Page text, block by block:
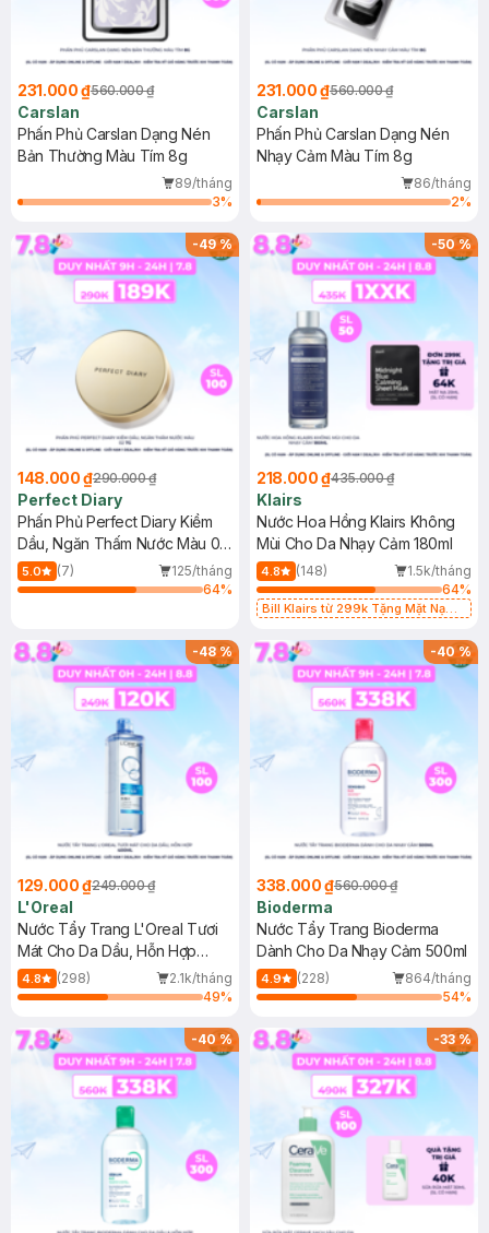
231.000 ₫560.000 ₫
Carslan
Phấn Phủ Carslan Dạng Nén
Bản Thường Màu Tím 8g
89/tháng
3%
231.000 ₫560.000 ₫
Carslan
Phấn Phủ Carslan Dạng Nén
Nhạy Cảm Màu Tím 8g
86/tháng
2%
-49%
148.000 ₫290.000 ₫
Perfect Diary
Phấn Phủ Perfect Diary Kiềm
Dầu, Ngăn Thấm Nước Màu 02
7g
5.0 (7)
125/tháng
64%
-50%
218.000 ₫435.000 ₫
Klairs
Nước Hoa Hồng Klairs Không
Mùi Cho Da Nhạy Cảm 180ml
4.8 (148)
1.5k/tháng
64%
Bill Klairs từ 299k Tặng Mặt Nạ
25ml (SL Có Hạn)
-48%
129.000 ₫249.000 ₫
L'Oreal
Nước Tẩy Trang L'Oreal Tươi
Mát Cho Da Dầu, Hỗn Hợp
400ml
4.8 (298)
2.1k/tháng
49%
-40%
338.000 ₫560.000 ₫
Bioderma
Nước Tẩy Trang Bioderma
Dành Cho Da Nhạy Cảm 500ml
4.9 (228)
864/tháng
54%
-40% -33%